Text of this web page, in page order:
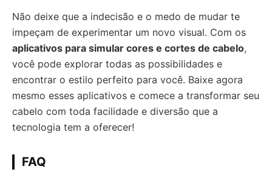
Não deixe que a indecisão e o medo de mudar te
impeçam de experimentar um novo visual. Com os
aplicativos para simular cores e cortes de cabelo,
você pode explorar todas as possibilidades e
encontrar o estilo perfeito para você. Baixe agora
mesmo esses aplicativos e comece a transformar seu
cabelo com toda facilidade e diversão que a
tecnologia tem a oferecer!
FAQ